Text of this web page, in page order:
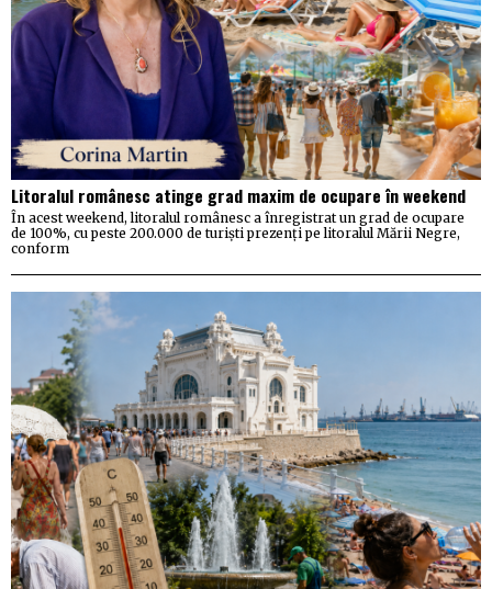
Litoralul românesc atinge grad maxim de ocupare în weekend
În acest weekend, litoralul românesc a înregistrat un grad de ocupare
de 100%, cu peste 200.000 de turiști prezenți pe litoralul Mării Negre,
conform